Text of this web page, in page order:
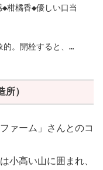
は日本初の世界自
す。
柑橘香◆優しい口当
。開栓すると、柑
ンスを保ち、一口
めです。
）
ァーム」さんとのコ
小高い山に囲まれ、